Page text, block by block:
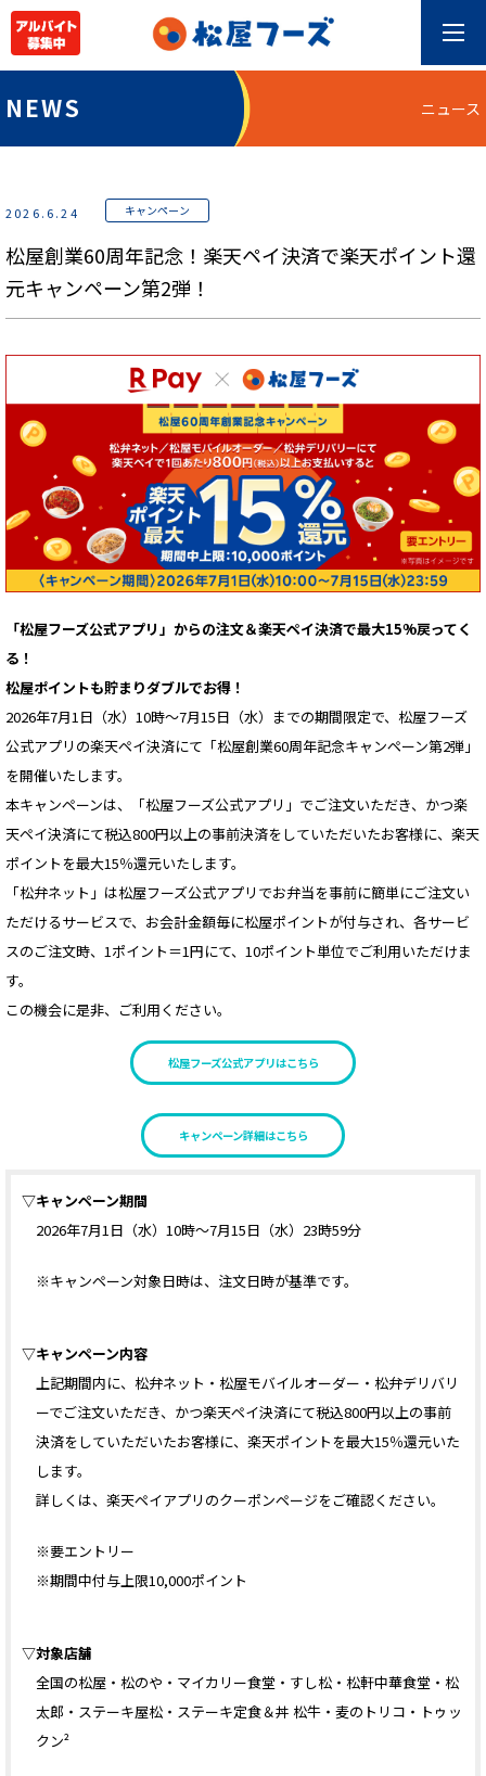
NEWS ニュース
2026.6.24 キャンペーン
松屋創業60周年記念！楽天ペイ決済で楽天ポイント還
元キャンペーン第2弾！
「松屋フーズ公式アプリ」からの注文＆楽天ペイ決済で最大15%戻ってく
る！
松屋ポイントも貯まりダブルでお得！
2026年7月1日（水）10時〜7月15日（水）までの期間限定で、松屋フーズ
公式アプリの楽天ペイ決済にて「松屋創業60周年記念キャンペーン第2弾」
を開催いたします。
本キャンペーンは、「松屋フーズ公式アプリ」でご注文いただき、かつ楽
天ペイ決済にて税込800円以上の事前決済をしていただいたお客様に、楽天
ポイントを最大15％還元いたします。
「松弁ネット」は松屋フーズ公式アプリでお弁当を事前に簡単にご注文い
ただけるサービスで、お会計金額毎に松屋ポイントが付与され、各サービ
スのご注文時、1ポイント＝1円にて、10ポイント単位でご利用いただけま
す。
この機会に是非、ご利用ください。
松屋フーズ公式アプリはこちら
キャンペーン詳細はこちら
▽キャンペーン期間
2026年7月1日（水）10時〜7月15日（水）23時59分
※キャンペーン対象日時は、注文日時が基準です。
▽キャンペーン内容
上記期間内に、松弁ネット・松屋モバイルオーダー・松弁デリバリ
ーでご注文いただき、かつ楽天ペイ決済にて税込800円以上の事前
決済をしていただいたお客様に、楽天ポイントを最大15％還元いた
します。
詳しくは、楽天ペイアプリのクーポンページをご確認ください。
※要エントリー
※期間中付与上限10,000ポイント
▽対象店舗
全国の松屋・松のや・マイカリー食堂・すし松・松軒中華食堂・松
太郎・ステーキ屋松・ステーキ定食＆丼 松牛・麦のトリコ・トゥッ
クン²